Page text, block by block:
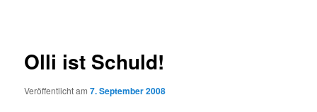
Olli ist Schuld!
Veröffentlicht am7. September 2008